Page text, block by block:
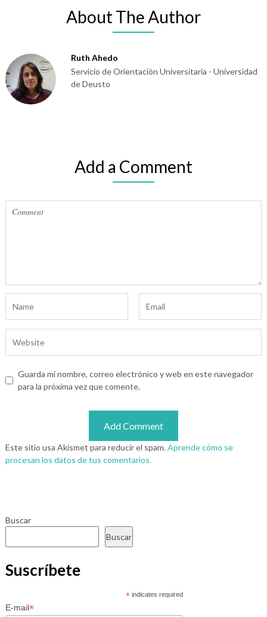
About The Author
Ruth Ahedo
Servicio de Orientación Universitaria - Universidad
de Deusto
Add a Comment
Guarda mi nombre, correo electrónico y web en este navegador
para la próxima vez que comente.
Este sitio usa Akismet para reducir el spam.Aprende cómo se
procesan los datos de tus comentarios.
Buscar
Buscar
Suscríbete
*indicates required
E-mail*